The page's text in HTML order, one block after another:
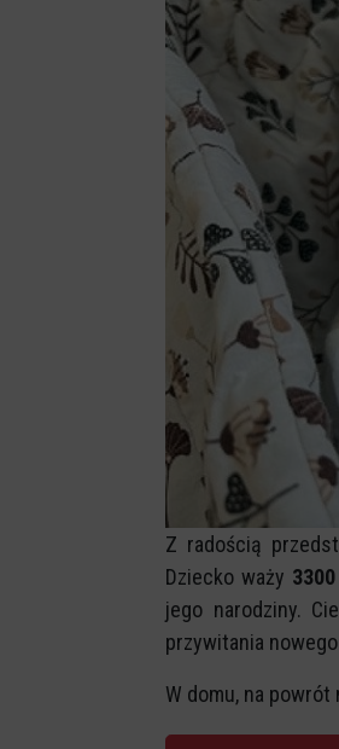
Z radością
Dziecko waży
jego narodziny.
przywitania nowego
W domu, na